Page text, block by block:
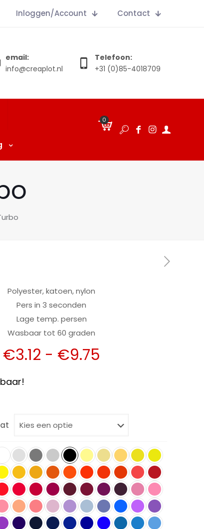
Inloggen/Account Contact
email:
info@creaplot.nl
Telefoon:
+31 (0)85-4018709
0
Polyester, katoen, nylon
Pers in 3 seconden
Lage temp. persen
Wasbaar tot 60 graden
€3.12 - €9.75